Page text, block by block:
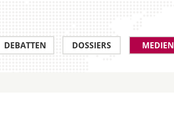
DEBATTEN DOSSIERS MEDIEN